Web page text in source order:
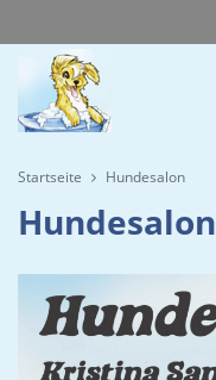
Startseite Hundesalon
Hundesalon